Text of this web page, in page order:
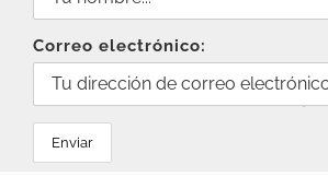
Correo electrónico: